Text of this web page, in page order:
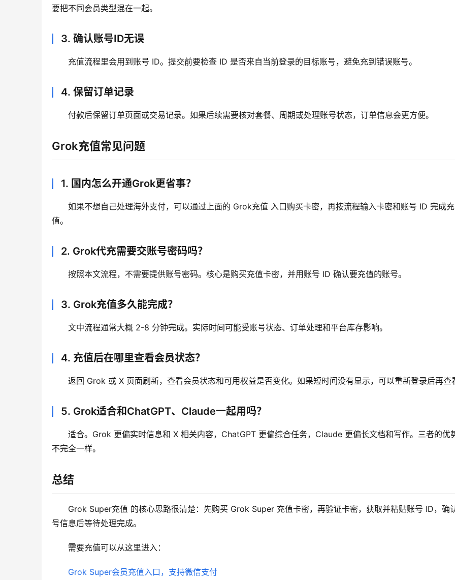
要把不同会员类型混在一起。
3. 确认账号ID无误
充值流程里会用到账号 ID。提交前要检查 ID 是否来自当前登录的目标账号，避免充到错误账号。
4. 保留订单记录
付款后保留订单页面或交易记录。如果后续需要核对套餐、周期或处理账号状态，订单信息会更方便。
Grok充值常见问题
1. 国内怎么开通Grok更省事？
如果不想自己处理海外支付，可以通过上面的 Grok充值 入口购买卡密，再按流程输入卡密和账号 ID 完成充
值。
2. Grok代充需要交账号密码吗？
按照本文流程，不需要提供账号密码。核心是购买充值卡密，并用账号 ID 确认要充值的账号。
3. Grok充值多久能完成？
文中流程通常大概 2-8 分钟完成。实际时间可能受账号状态、订单处理和平台库存影响。
4. 充值后在哪里查看会员状态？
返回 Grok 或 X 页面刷新，查看会员状态和可用权益是否变化。如果短时间没有显示，可以重新登录后再查
5. Grok适合和ChatGPT、Claude一起用吗？
适合。Grok 更偏实时信息和 X 相关内容，ChatGPT 更偏综合任务，Claude 更偏长文档和写作。三者的优
不完全一样。
总结
Grok Super充值 的核心思路很清楚：先购买 Grok Super 充值卡密，再验证卡密，获取并粘贴账号 ID，确
号信息后等待处理完成。
需要充值可以从这里进入：
Grok Super会员充值入口，支持微信支付